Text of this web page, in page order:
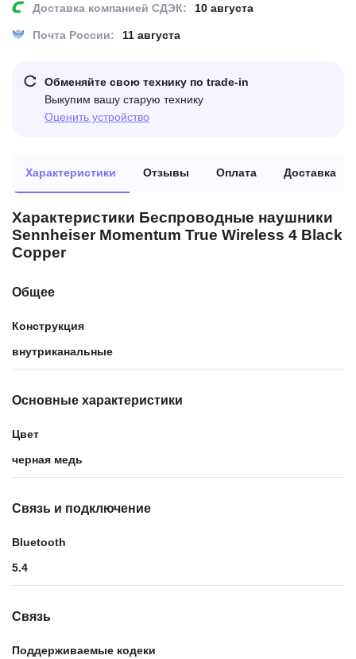
Доставка компанией СДЭК:
10 августа
Почта России: 11 августа
Обменяйте свою технику по trade-in
Выкупим вашу старую технику
Оценить устройство
Характеристики Отзывы Оплата Доставка
Характеристики Беспроводные наушники
Sennheiser Momentum True Wireless 4 Black
Copper
Общее
Конструкция
внутриканальные
Основные характеристики
Цвет
черная медь
Связь и подключение
Bluetooth
5.4
Связь
Поддерживаемые кодеки